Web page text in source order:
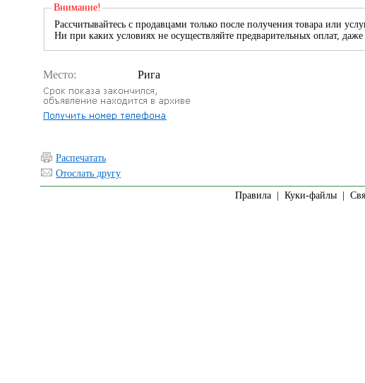
Внимание!
Рассчитывайтесь с продавцами только после получения товара или
Ни при каких условиях не осуществляйте предварительных оплат, даже
Место: Рига
Распечатать
Отослать другу
Правила| Куки-файлы|